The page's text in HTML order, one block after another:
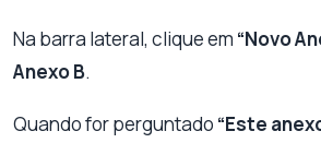
Na barra lateral, clique em “Novo
Anexo B.
Quando for perguntado “Este